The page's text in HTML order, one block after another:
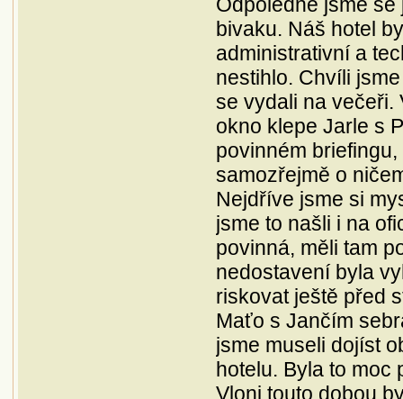
bivaku. Náš hotel
administrativní a
nestihlo. Chvíli
se vydali na večeři.
okno klepe Jarle s
povinném
samozřejmě o
Nejdříve jsme si
jsme to našli i na
povinná, měli tam
nedostavení byla
riskovat ještě před
Maťo s Jančím
jsme museli dojíst
hotelu. Byla to moc
Vloni touto dobou